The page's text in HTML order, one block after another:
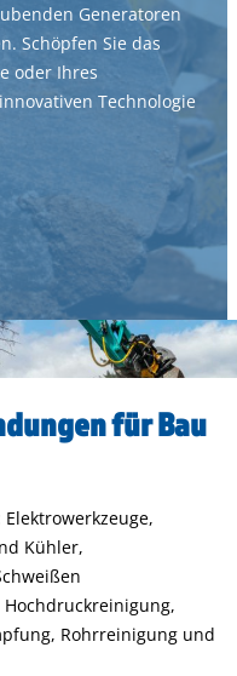
Generatoren
Schöpfen Sie das
oder Ihres
Technologie
für Bau
Kühler,
Rohrreinigung und